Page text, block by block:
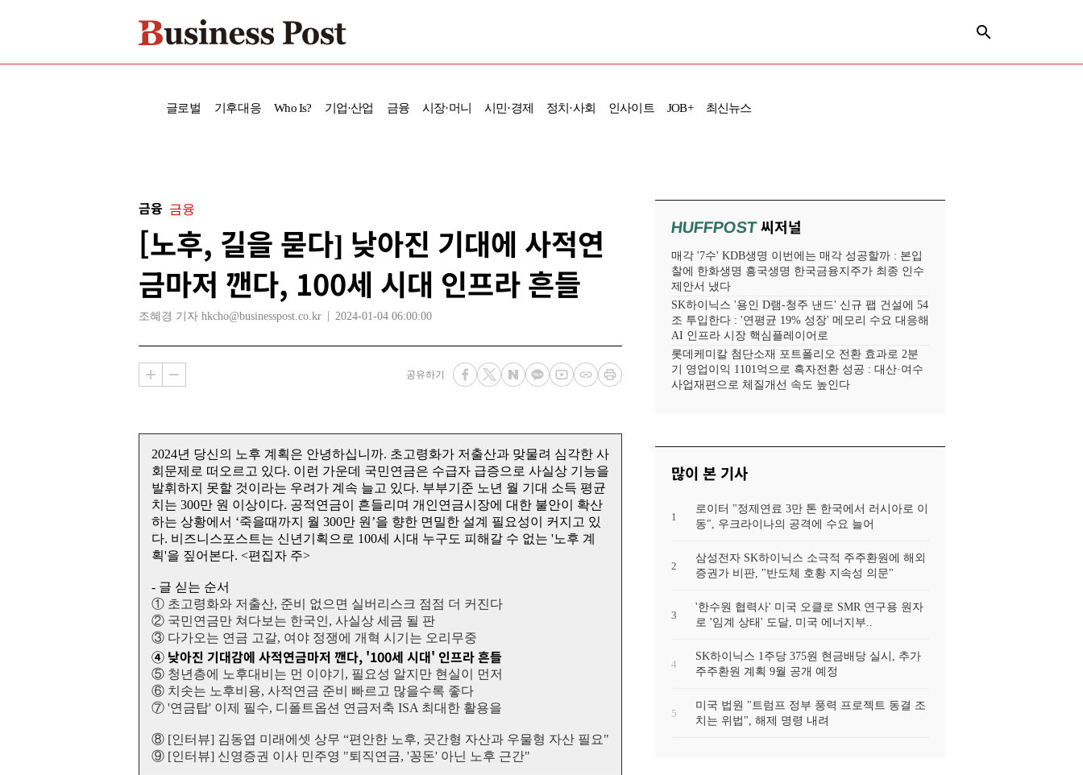
글로벌 기후대응 Who Is? 기업·산업 금융 시장·머니 시민·경제 정치·사회 인사이트 JOB+ 최신뉴스
금융 금융
[노후, 길을 묻다] 낮아진 기대에 사적연
금마저 깬다, 100세 시대 인프라 흔들
조혜경 기자 hkcho@businesspost.co.kr 2024-01-04 06:00:00
공유하기
2024년 당신의 노후 계획은 안녕하십니까. 초고령화가 저출산과 맞물려 심각한 사
회문제로 떠오르고 있다. 이런 가운데 국민연금은 수급자 급증으로 사실상 기능을
발휘하지 못할 것이라는 우려가 계속 늘고 있다. 부부기준 노년 월 기대 소득 평균
치는 300만 원 이상이다. 공적연금이 흔들리며 개인연금시장에 대한 불안이 확산
하는 상황에서 ‘죽을때까지 월 300만 원’을 향한 면밀한 설계 필요성이 커지고 있
다. 비즈니스포스트는 신년기획으로 100세 시대 누구도 피해갈 수 없는 '노후 계
획'을 짚어본다. <편집자 주>
- 글 싣는 순서
① 초고령화와 저출산, 준비 없으면 실버리스크 점점 더 커진다
② 국민연금만 쳐다보는 한국인, 사실상 세금 될 판
③ 다가오는 연금 고갈, 여야 정쟁에 개혁 시기는 오리무중
④ 낮아진 기대감에 사적연금마저 깬다, '100세 시대' 인프라 흔들
⑤ 청년층에 노후대비는 먼 이야기, 필요성 알지만 현실이 먼저
⑥ 치솟는 노후비용, 사적연금 준비 빠르고 많을수록 좋다
⑦ '연금탑' 이제 필수, 디폴트옵션 연금저축 ISA 최대한 활용을
⑧ [인터뷰] 김동엽 미래에셋 상무 “편안한 노후, 곳간형 자산과 우물형 자산 필요"
⑨ [인터뷰] 신영증권 이사 민주영 "퇴직연금, '꽁돈' 아닌 노후 근간"
HUFFPOST씨저널
매각 '7수' KDB생명 이번에는 매각 성공할까 : 본입
찰에 한화생명 흥국생명 한국금융지주가 최종 인수
제안서 냈다
SK하이닉스 '용인 D램-청주 낸드' 신규 팹 건설에 54
조 투입한다 : '연평균 19% 성장' 메모리 수요 대응해
AI 인프라 시장 핵심플레이어로
롯데케미칼 첨단소재 포트폴리오 전환 효과로 2분
기 영업이익 1101억으로 흑자전환 성공 : 대산·여수
사업재편으로 체질개선 속도 높인다
많이 본 기사
1
로이터 "정제연료 3만 톤 한국에서 러시아로 이
동", 우크라이나의 공격에 수요 늘어
2
삼성전자 SK하이닉스 소극적 주주환원에 해외
증권가 비판, "반도체 호황 지속성 의문"
3
'한수원 협력사' 미국 오클로 SMR 연구용 원자
로 '임계 상태' 도달, 미국 에너지부..
4
SK하이닉스 1주당 375원 현금배당 실시, 추가
주주환원 계획 9월 공개 예정
5
미국 법원 "트럼프 정부 풍력 프로젝트 동결 조
치는 위법", 해제 명령 내려